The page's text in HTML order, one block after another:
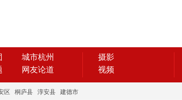
城市杭州
网友论道
摄影
视频
区 桐庐县 淳安县 建德市